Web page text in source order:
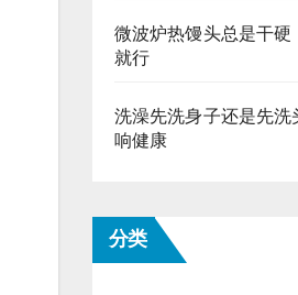
微波炉热馒头总是干硬
就行
洗澡先洗身子还是先洗
响健康
分类